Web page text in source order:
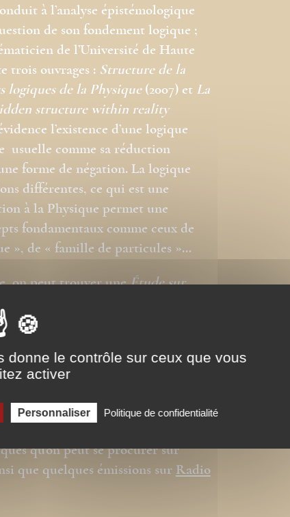
à l’analyse épistémologique
de son fondement logique ;
de l’Université de Haute
trois ouvrages : Structure de la
logiques de la Physique(2007) et La
structure within reality
l’existence d’une logique
usuelle comme sa réduction
forme de négation. La logique
différentes, ce qui est une
à la Physique permet une
fondamentaux comme ceux de
», de « famille de particules »…
on peut trouver uneÉtude sur
Shabbat aux éditions
»
de l’association « Eecho »
qu’on peut se procurer sur
que quelques émissions surRadio
donne le contrôle sur ceux que vous
activer
Personnaliser Politique de confidentialité